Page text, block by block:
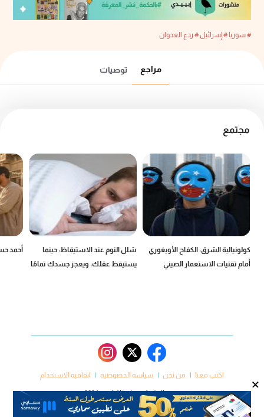
×
# سوريا # إسرائيل# ردع العدوان
مراجع توصيات
مجتمع
كولونيالية الشرق: الكفاح الأويغوري
أمام تقنيات الاستعمار الصيني
شلل النوم عند الاستيقاظ: حينما
يستيقظ عقلك، ويعجز جسدك تمامًا
أحمد
اكتب معنا من نحن سياسة الخصوصية اتفاقية الاستخدام
جميع الحقوق محفوظة كروم 2024